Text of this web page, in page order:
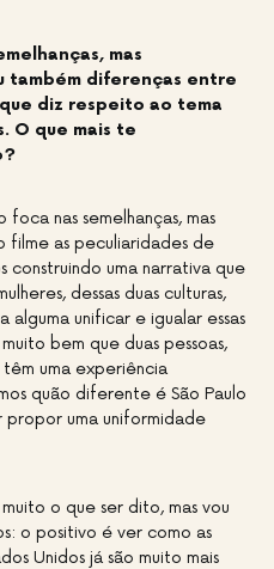
mas
também diferenças entre
diz respeito ao tema
O que mais te
nas semelhanças, mas
filme as peculiaridades de
construindo uma narrativa que
dessas duas culturas,
unificar e igualar essas
bem que duas pessoas,
uma experiência
quão diferente é São Paulo
propor uma uniformidade
o que ser dito, mas vou
o positivo é ver como as
Unidos já são muito mais